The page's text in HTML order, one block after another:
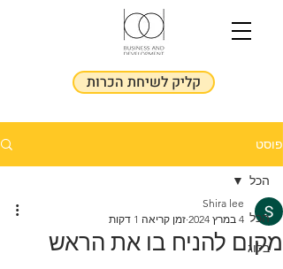
קליק לשיחת הכרות
פוסט
הכל
בלוג
הכל
מקום להניח בו את הראש
Shira lee
4 במרץ 2024
זמן קריאה 1 דקות